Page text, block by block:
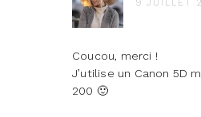
9 JUILLET
Coucou, merci !
J’utilise un Canon 5D
200 🙂